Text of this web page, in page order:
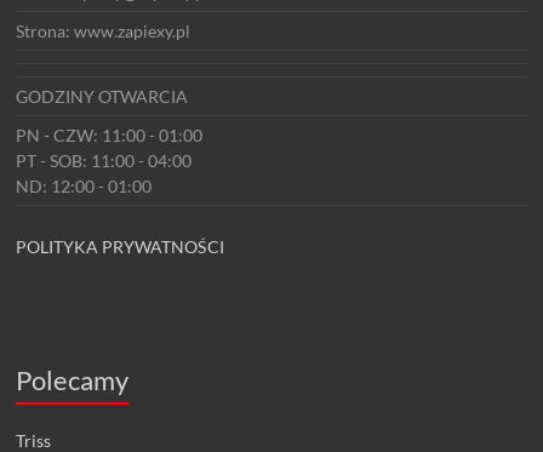
Strona: www.zapiexy.pl
GODZINY OTWARCIA
PN - CZW: 11:00 - 01:00
PT - SOB: 11:00 - 04:00
ND: 12:00 - 01:00
POLITYKA PRYWATNOŚCI
Polecamy
Triss